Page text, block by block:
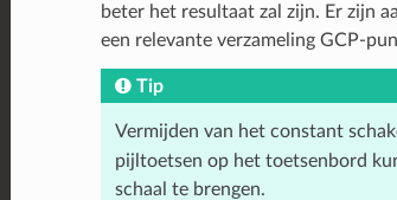
beter het resultaat zal zijn. Er zijn
een relevante verzameling GCP-
Tip
Vermijden van het constant
pijltoetsen op het toetsenbord
schaal te brengen.